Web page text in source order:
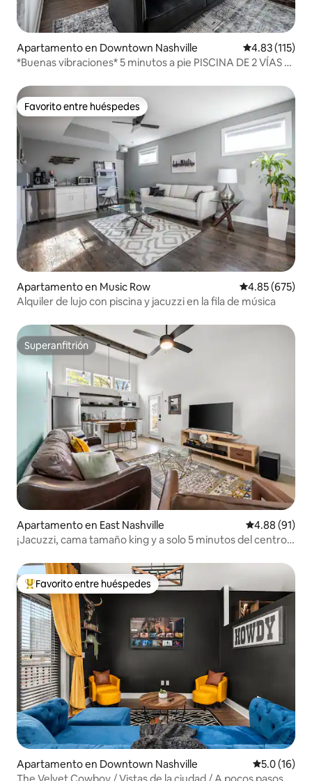
Apartamento en Downtown Nashville Calificación
4.83 (115)
*Buenas vibraciones* 5 minutos a pie PISCINA DE 2 VÍAS +
Favorito entre huéspedes
Favorito entre huéspedes
Apartamento en Music Row Calificación
4.85 (675)
Alquiler de lujo con piscina y jacuzzi en la fila de música
Superanfitrión
Superanfitrión
Apartamento en East Nashville Calificación
4.88 (91)
¡Jacuzzi, cama tamaño king y a solo 5 minutos del centro
Favorito entre huéspedes preferido
Favorito entre huéspedes
Apartamento en Downtown Nashville Calificación
5.0 (16)